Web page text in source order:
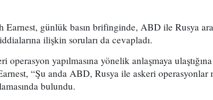
Earnest, günlük basın brifinginde, ABD ile Rusya
ilişkin soruları da cevapladı.
operasyon yapılmasına yönelik anlaşmaya
“Şu anda ABD, Rusya ile askeri operasyonlar
bulundu.